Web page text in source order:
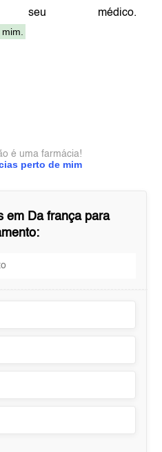
médico.
perto de mim
é uma farmácia!
em Da françapara